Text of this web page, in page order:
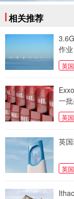
相关推荐
作业
英国
一
英国
英
英国